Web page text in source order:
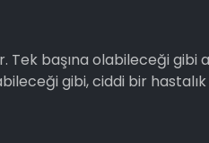
Tek başına olabileceği
gibi, ciddi bir